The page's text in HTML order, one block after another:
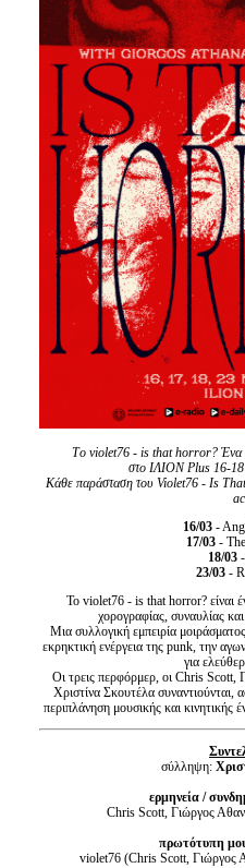
Tο violet76 - is that horror? Ένα
στο ΙΛΙΟΝ Plus 16-
Κάθε παράσταση του Violet76 - Is
16/03-
17/03-
18/03-
23/03 -
Το violet76 - is that horror? είναι
χορογραφίας, συναυλίας
Μια συλλογική εμπειρία
εκρηκτική ενέργεια της punk, την
για
Οι τρεις περφόρμερ, oι Chris Scott,
Χριστίνα Σκουτέλα συναντιούνται,
περιπλάνηση μουσικής και κινητικής
σύλληψη:
ερμηνεία /
Chris Scott, Γιώργος
πρωτότυπη
violet76 (Chris Scott, Γιώργος